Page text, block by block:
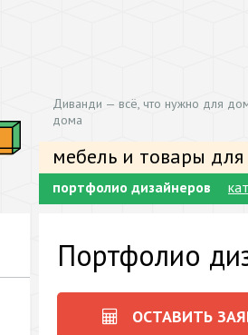
Диванди — всё, что нужно для
дома
мебель и товары
портфолио дизайнеров
Портфолио
ОСТАВИТЬ